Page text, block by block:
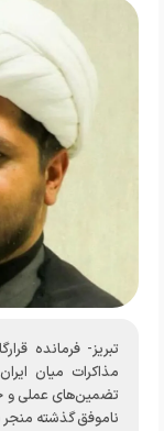
تبریز- فرمانده
مذاکرات میان
تضمین‌های عملی و
ناموفق گذشته